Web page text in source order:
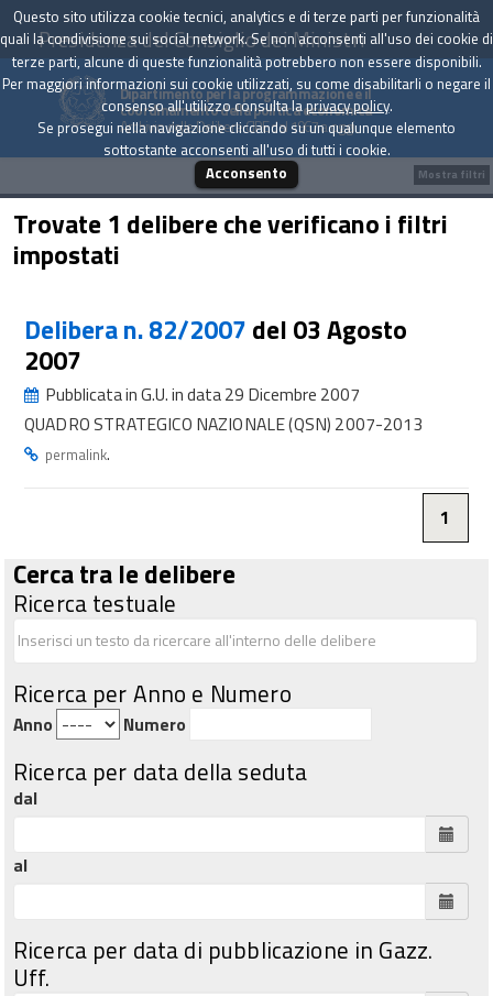
Presidenza del Consiglio dei Ministri
Dipartimento per la programmazione e il
coordinamento della politica economica
Archivio delle Delibere CIPE dal 1967 a oggi
Trovate 1 delibere che verificano i filtri
impostati
Delibera n. 82/2007 del 03 Agosto
2007
Pubblicata in G.U. in data 29 Dicembre 2007
QUADRO STRATEGICO NAZIONALE (QSN) 2007-2013
permalink.
1
Cerca tra le delibere
Ricerca testuale
Ricerca per Anno e Numero
Anno Numero
Ricerca per data della seduta
dal
al
Ricerca per data di pubblicazione in Gazz.
Uff.
Mostra filtri
Questo sito utilizza cookie tecnici, analytics e di terze parti per funzionalità
quali la condivisione sui social network. Se non acconsenti all'uso dei cookie di
terze parti, alcune di queste funzionalità potrebbero non essere disponibili.
Per maggiori informazioni sui cookie utilizzati, su come disabilitarli o negare il
consenso all'utilizzo consulta laprivacy policy.
Se prosegui nella navigazione cliccando su un qualunque elemento
sottostante acconsenti all'uso di tutti i cookie.
Acconsento